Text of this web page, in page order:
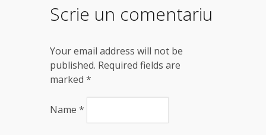
Scrie un comentariu
Your email address will not be
published. Required fields are
marked *
Name *